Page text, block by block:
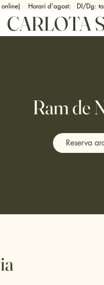
online) Horari d'agost: Dl/Dg:
CARLOTA
Ram de
Reserva